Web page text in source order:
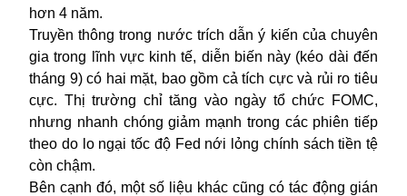
hơn 4 năm.
Truyền thông trong nước trích dẫn ý kiến của chuyên
gia trong lĩnh vực kinh tế, diễn biến này (kéo dài đến
tháng 9) có hai mặt, bao gồm cả tích cực và rủi ro tiêu
cực. Thị trường chỉ tăng vào ngày tổ chức FOMC,
nhưng nhanh chóng giảm mạnh trong các phiên tiếp
theo do lo ngại tốc độ Fed nới lỏng chính sách tiền tệ
còn chậm.
Bên cạnh đó, một số liệu khác cũng có tác động gián